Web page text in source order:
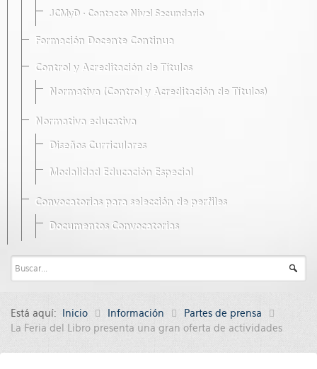
JCMyD · Contacto Nivel Secundario
Formación Docente Continua
Control y Acreditación de Títulos
Normativa (Control y Acreditación de Títulos)
Normativa educativa
Diseños Curriculares
Modalidad Educación Especial
Convocatorias para selección de perfiles
Documentos Convocatorias
Está aquí: Inicio Información
Partes de prensa
La Feria del Libro presenta una gran oferta de actividades